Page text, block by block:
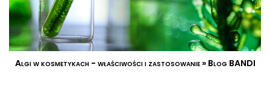
Algi w kosmetykach - właściwości i zastosowanie » Blog BANDI